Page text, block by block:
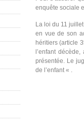
enquête sociale
La loi du 11
en vue de son
héritiers (article
l’enfant
présentée. Le
de l’enfant « .